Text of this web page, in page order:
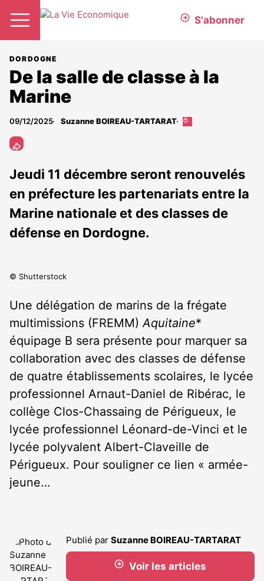
S'abonner
DORDOGNE
De la salle de classe à la
Marine
09/12/2025 Suzanne BOIREAU-TARTARAT
Cet
abonnés
Jeudi 11 décembre seront renouvelés
en préfecture les partenariats entre la
Marine nationale et des classes de
défense en Dordogne.
© Shutterstock
Une délégation de marins de la frégate
multimissions (FREMM)Aquitaine*
équipage B sera présente pour marquer sa
collaboration avec des classes de défense
de quatre établissements scolaires, le lycée
professionnel Arnaut-Daniel de Ribérac, le
collège Clos-Chassaing de Périgueux, le
lycée professionnel Léonard-de-Vinci et le
lycée polyvalent Albert-Claveille de
Périgueux. Pour souligner ce lien « armée-
jeune…
Publié par Suzanne BOIREAU-TARTARAT
Voir les articles